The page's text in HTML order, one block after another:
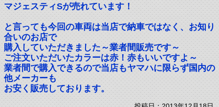
マジェスティSが売れています！
と言っても今回の車両は当店で納車ではなく、お知り
合いのお店で
購入していただきました～業者間販売です～
ご注文いただいたカラーは赤！赤もいいですよ～
業者間で購入できるので当店もヤマハに限らず国内の
他メーカーも
お安く販売しております。